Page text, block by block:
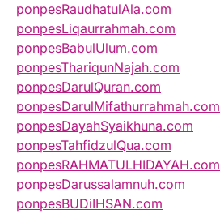
ponpesRaudhatulAla.com
ponpesLiqaurrahmah.com
ponpesBabulUlum.com
ponpesThariqunNajah.com
ponpesDarulQuran.com
ponpesDarulMifathurrahmah.com
ponpesDayahSyaikhuna.com
ponpesTahfidzulQua.com
ponpesRAHMATULHIDAYAH.com
ponpesDarussalamnuh.com
ponpesBUDiIHSAN.com